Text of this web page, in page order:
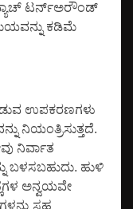
ಟರ್ನ್‌ಅರೌಂಡ್
ಕಡಿಮೆ
ಉಪಕರಣಗಳು
ನಿಯಂತ್ರಿಸುತ್ತದೆ.
ನಿರ್ವಾತ
ಬಳಸಬಹುದು. ಹುಳಿ
ಅನ್ವಯವೇ
ಸಹ